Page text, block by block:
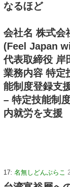
なるほど
会社名 株式
(Feel Japan
代表取締役 岸
業務内容 特定
能制度登録支
– 特定技能制
内就労を支援
17: 名無しどんぶらこ